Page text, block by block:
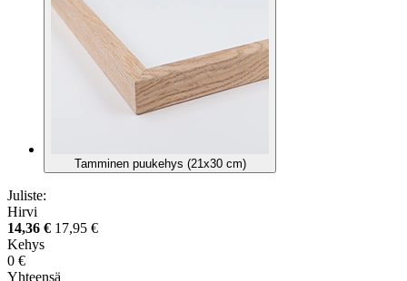
Tamminen puukehys (21x30 cm)
Juliste:
Hirvi
14,36 € 17,95 €
Kehys
0 €
Yhteensä